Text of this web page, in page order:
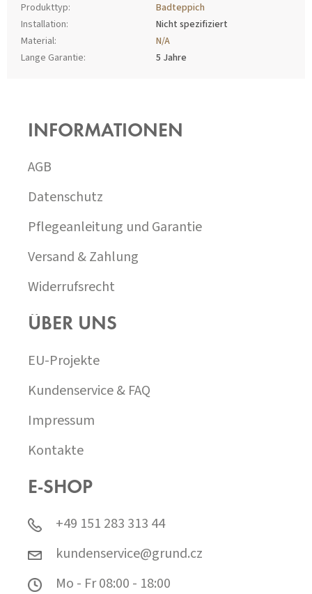
Produkttyp:
Badteppich
Installation:
Nicht spezifiziert
Material:
N/A
Lange Garantie:
5 Jahre
INFORMATIONEN
AGB
Datenschutz
Pflegeanleitung und Garantie
Versand & Zahlung
Widerrufsrecht
ÜBER UNS
EU-Projekte
Kundenservice & FAQ
Impressum
Kontakte
E-SHOP
+49 151 283 313 44
kundenservice@grund.cz
Mo - Fr 08:00 - 18:00